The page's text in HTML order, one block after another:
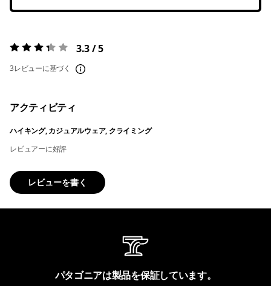
評価:3.3 / 5 3.3 / 5
3レビューに基づく
アクティビティ
ハイキング, カジュアルウェア, クライミング
レビュアーに好評
レビューを書く
パタゴニアは製品を保証しています。